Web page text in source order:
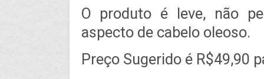
O produto é leve, não
aspecto de cabelo oleoso.
Preço Sugerido é R$49,90